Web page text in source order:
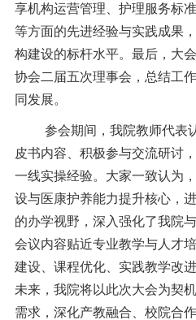
享机构运营管理、护理服务标
等方面的先进经验与实践成果
构建设的标杆水平。 最后，大
协会二届五次理事会，总结工
同发展。
参会期间，我院教师代表
皮书内容、积极参与交流研讨
一线实操经验。大家一致认为
设与医康护养能力提升核心，
的办学视野， 深入强化了我院
会议内容贴近专业教学与人才
建设、课程优化、实践教学改进
未来，我院将以此次大会为契
需求，深化产教融合、校院合